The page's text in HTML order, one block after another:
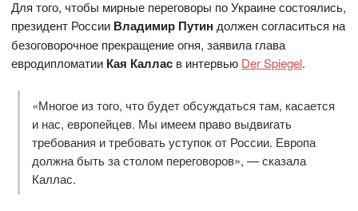
Для того, чтобы мирные переговоры по Украине состоялись,
президент России Владимир Путин должен согласиться на
безоговорочное прекращение огня, заявила глава
евродипломатии Кая Каллас в интервью Der Spiegel.
«Многое из того, что будет обсуждаться там, касается
и нас, европейцев. Мы имеем право выдвигать
требования и требовать уступок от России. Европа
должна быть за столом переговоров», — сказала
Каллас.